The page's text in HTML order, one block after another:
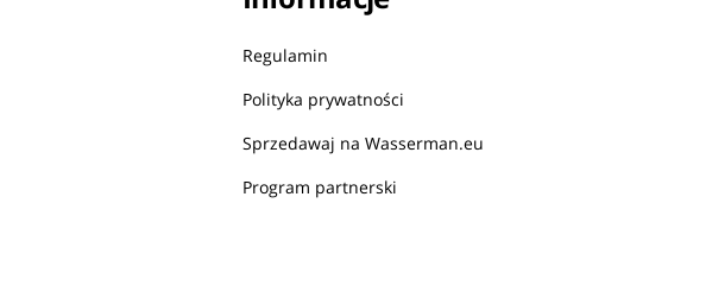
Regulamin
Polityka prywatności
Sprzedawaj na Wasserman.eu
Program partnerski